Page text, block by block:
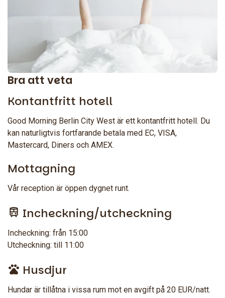
Bra att veta
Kontantfritt hotell
Good Morning Berlin City West är ett kontantfritt hotell. Du
kan naturligtvis fortfarande betala med EC, VISA,
Mastercard, Diners och AMEX.
Mottagning
Vår reception är öppen dygnet runt.
Incheckning/utcheckning
Incheckning: från 15:00
Utcheckning: till 11:00
Husdjur
Hundar är tillåtna i vissa rum mot en avgift på 20 EUR/natt.